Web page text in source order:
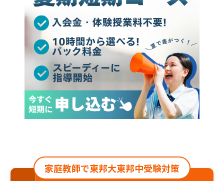
家庭教師で東邦大東邦中受験対策